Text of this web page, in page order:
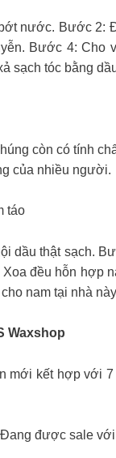
nước. Bước
Bước 4:
sạch tóc bằng
còn có tính
của nhiều người.
táo
dầu thật sạch.
đều hỗn hợp
nam tại nhà
Waxshop
kết hợp với
được sale